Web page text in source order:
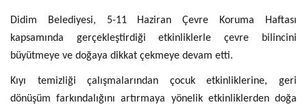
Didim Belediyesi, 5-11 Haziran Çevre Koruma Haftası
kapsamında gerçekleştirdiği etkinliklerle çevre bilincini
büyütmeye ve doğaya dikkat çekmeye devam etti.
Kıyı temizliği çalışmalarından çocuk etkinliklerine, geri
dönüşüm farkındalığını artırmaya yönelik etkinliklerden doğa